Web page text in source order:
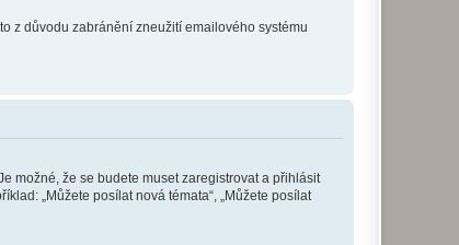
z důvodu zabránění zneužití emailového systému
možné, že se budete muset zaregistrovat a přihlásit
„Můžete posílat nová témata“, „Můžete posílat